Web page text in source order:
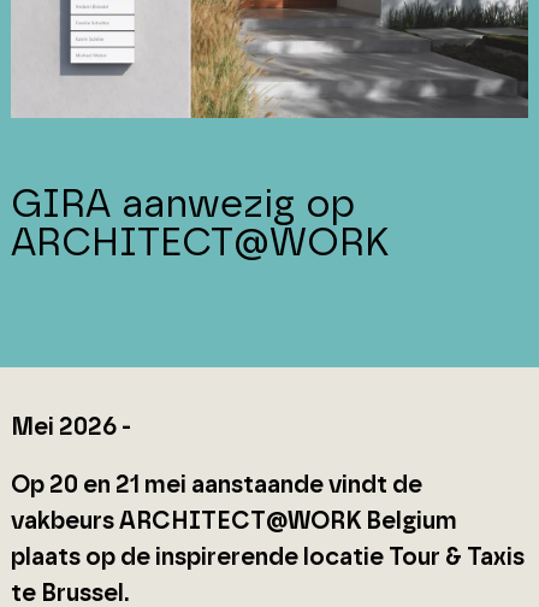
GIRA aanwezig op
ARCHITECT@WORK
Mei 2026 -
Op 20 en 21 mei aanstaande vindt de
vakbeurs ARCHITECT@WORK Belgium
plaats op de inspirerende locatie Tour & Taxis
te Brussel.